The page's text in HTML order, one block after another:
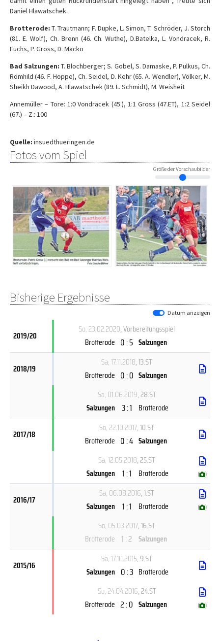
Daniel Hlawatschek.
Brotterode:T. Trautmann; F. Dupke, L. Simon, T. Schröder, J. Storch
(81. E. Wolf), Ch. Brenn (46. Ch. Wuthe), D.Batelka, L. Vondracek, R.
Fuchs, P. Gross, D. Macko
Bad Salzungen:T. Blochberger; S. Gobel, S. Damaske, P. Pulkus, Ch.
Römhild (46. F. Hoppe), Ch. Seidel, D. Kehr (65. A. Wendler), Völker, M.
Sheikh Dawood, A. Hlawatschek (89. L. Schmidt), M. Weisheit
Annemüller – Tore: 1:0 Vondracek (45.), 1:1 Gross (47.ET), 1:2 Seidel
(67.) – Z.: 100
Quelle: insuedthueringen.de
Fotos vom Spiel
Größe der Vorschaubilder
Bisherige Ergebnisse
Datum anzeigen
2019/20
So, 23.02.2020, Vorbereitungsspiel
Brotterode 0 : 5 Salzungen
2018/19
Sa, 17.11.2018, 13.ST
Brotterode 0 : 0 Salzungen
Sa, 01.06.2019, 28.ST
Salzungen 3 : 1 Brotterode
2017/18
So, 22.10.2017, 10.ST
Brotterode 0 : 4 Salzungen
Sa, 12.05.2018, 25.ST
Salzungen
1 : 1 Brotterode ( )
2016/17
Sa, 06.08.2016, 1.ST
Salzungen
1 : 1 Brotterode ( )
So, 05.03.2017, 16.ST
Brotterode 1 : 2 Salzungen
2015/16
Sa, 17.10.2015, 9.ST
Salzungen 0 : 3 Brotterode
So, 24.04.2016, 24.ST
Brotterode 2 : 0 Salzungen ( )